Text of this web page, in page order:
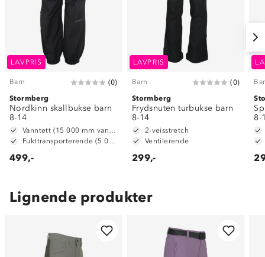
LAVPRIS
Barn (0)
Stormberg
Nordkinn skallbukse barn
8-14
499,-
LAVPRIS
Barn (0)
Stormberg
Frydsnuten turbukse barn
8-14
2-veisstretch
Ventilerende
299,-
8-
Lignende produkter